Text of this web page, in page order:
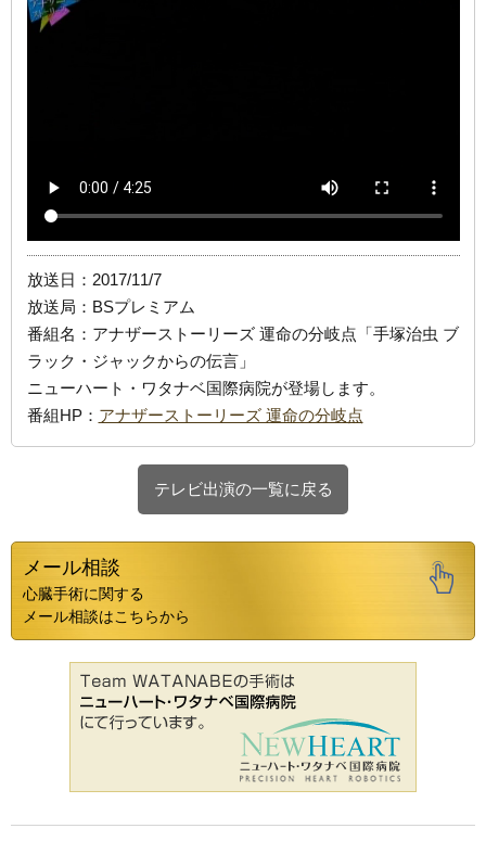
放送日：2017/11/7
放送局：BSプレミアム
番組名：アナザーストーリーズ 運命の分岐点「手塚治虫 ブ
ラック・ジャックからの伝言」
ニューハート・ワタナベ国際病院が登場します。
番組HP： アナザーストーリーズ 運命の分岐点
テレビ出演の一覧に戻る
メール相談
心臓手術に関する
メール相談はこちらから